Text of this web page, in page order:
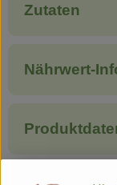
Zutaten
Nährwert-